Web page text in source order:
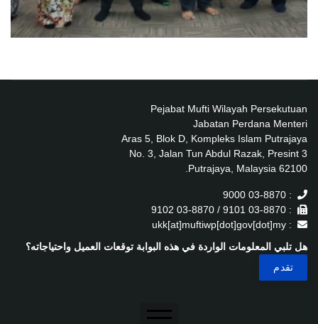
Pejabat Mufti Wilayah Persekutuan
Jabatan Perdana Menteri
Aras 5, Blok D, Kompleks Islam Putrajaya
No. 3, Jalan Tun Abdul Razak, Presint 3
62100 Putrajaya, Malaysia.
: 03-8870 9000
: 03-8870 9101 / 03-8870 9102
: ukk[at]muftiwp[dot]gov[dot]my
هل تلبي المعلومات الواردة في هذه البوابة توقعات العميل واحتياجاته؟